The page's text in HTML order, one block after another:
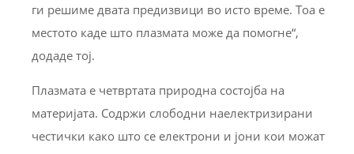
ги решиме двата предизвици во исто време. Тоа е
местото каде што плазмата може да помогне“,
додаде тој.
Плазмата е четвртата природна состојба на
материјата. Содржи слободни наелектризирани
честички како што се електрони и јони кои можат